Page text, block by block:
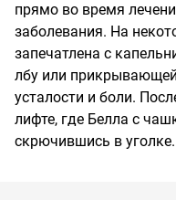
прямо во время
заболевания. На
запечатлена с
лбу или
усталости и боли.
лифте, где Белла с
скрючившись в уголке.